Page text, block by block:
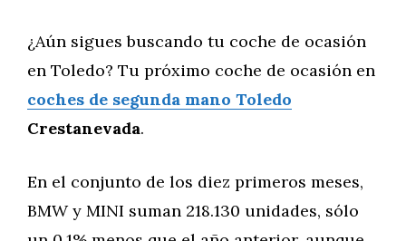
¿Aún sigues buscando tu coche de ocasión
en Toledo? Tu próximo coche de ocasión en
coches de segunda mano Toledo
Crestanevada.
En el conjunto de los diez primeros meses,
BMW y MINI suman 218.130 unidades, sólo